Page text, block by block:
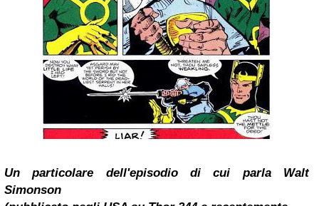
Un particolare dell'episodio di cui parla Walt
Simonson